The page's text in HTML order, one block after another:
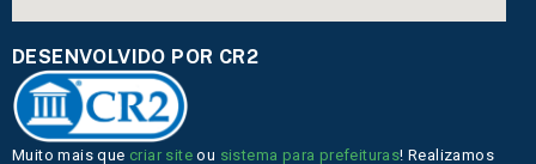
DESENVOLVIDO POR CR2
Muito mais que criar site ou sistema para prefeituras! Realizamos